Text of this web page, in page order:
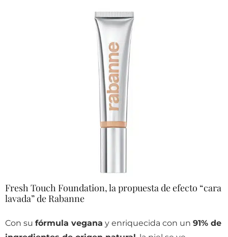
Fresh Touch Foundation, la propuesta de efecto “cara
lavada” de Rabanne
Con su fórmula vegana y enriquecida con un 91% de